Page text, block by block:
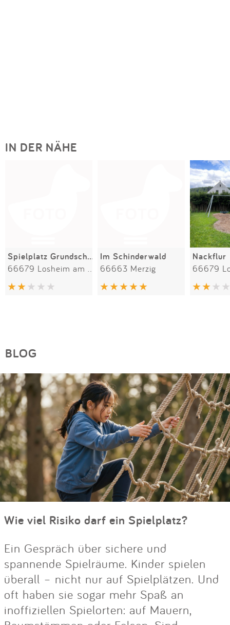
IN DER NÄHE
Spielplatz Grundschule Im Schinderwald
66663 Merzig
Nackflur
BLOG
Wie viel Risiko darf ein Spielplatz?
Ein Gespräch über sichere und
spannende Spielräume. Kinder spielen
überall – nicht nur auf Spielplätzen. Und
oft haben sie sogar mehr Spaß an
inoffiziellen Spielorten: auf Mauern,